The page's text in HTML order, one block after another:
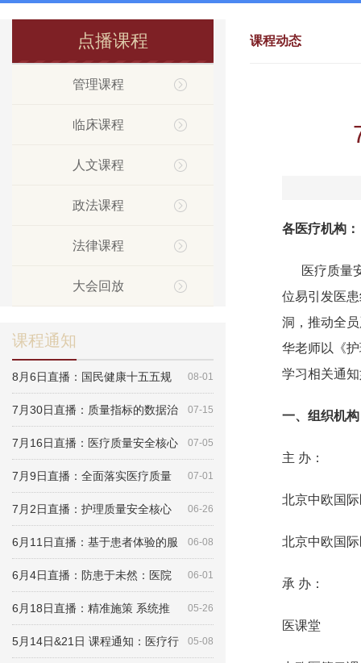
点播课程
管理课程
临床课程
人文课程
政法课程
法律课程
大会回放
课程通知
8月6日直播：国民健康十五五规 08-01
7月30日直播：质量指标的数据治 07-15
7月16日直播：医疗质量安全核心 07-05
7月9日直播：全面落实医疗质量 07-01
7月2日直播：护理质量安全核心 06-26
6月11日直播：基于患者体验的服 06-08
6月4日直播：防患于未然：医院 06-01
6月18日直播：精准施策 系统推 05-26
5月14日&21日 课程通知：医疗行 05-08
课程动态
各医疗机构：
医疗质量安
位易引发医
洞，推动全
华老师以《
学习相关通
一、组织机构
主 办：
北京中欧国
北京中欧国
承 办：
医课堂